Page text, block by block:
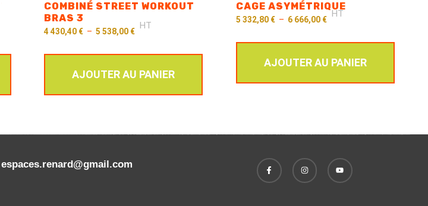
COMBINÉ STREET WORKOUT
BRAS 3
4 430,40 € – 5 538,00 €
HT
AJOUTER AU PANIER
CAGE ASYMÉTRIQUE
5 332,80 € – 6 666,00 €
HT
AJOUTER AU PANIER
espaces.renard@gmail.com